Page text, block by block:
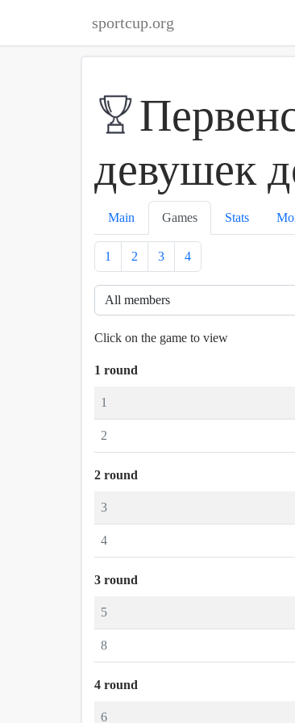
sportcup.org
девушек
Main Games Stats
1 2 3 4
Click on the game to view
1 round
1
2
2 round
3
4
3 round
5
8
4 round
6